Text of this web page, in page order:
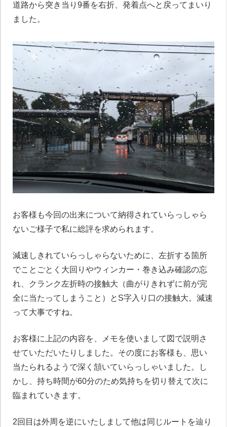
道路から突き当り9番を右折、発着点へと戻ってまいり
ました。
お客様も今回の出来について納得されていらっしゃら
ないご様子で私に総評を求められます。
減速しきれていらっしゃらないために、左折する箇所
でことごとく大回りやウィンカー・巻き込み確認の忘
れ、クランク左折時の接触大（曲がりきれずに前が完
全に当たってしまうこと）とS字入り口の接触大。減速
って大事ですね。
お客様に上記の内容を、メモを使いまして図で説明さ
せていただいたりしました。その度にお客様も、思い
当たられるようで深く頷いていらっしゃいました。し
かし、持ち時間が60分のため気持ちを切り替えて次に
臨まれていきます。
2回目は外周を逆にいたしまして他は同じルートを辿り